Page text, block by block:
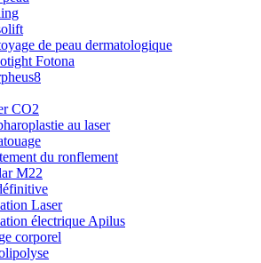
de peau dermatologique
Fotona
CO2
au laser
du ronflement
M22
Laser
électrique Apilus
corporel